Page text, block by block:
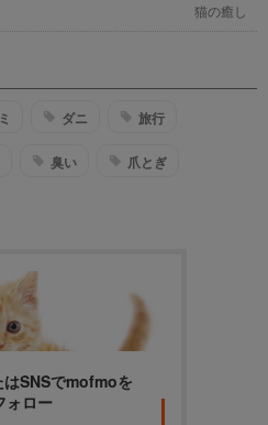
猫の癒し
ダニ 旅行
臭い 爪とぎ
SNSでmofmoを
ォロー